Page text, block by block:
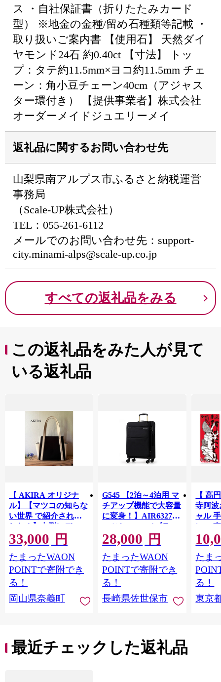
ス ・自社保証書（折りたたみカード
型） ※地金の金種/留め石種類等記載 ・
取り扱いご案内書 【使用石】 天然ダイ
ヤモンド24石 約0.40ct 【寸法】 トッ
プ：タテ約11.5mm×ヨコ約11.5mm チェ
ーン：角小豆チェーン40cm（アジャス
ター環付き） 【提供事業者】株式会社
オーダーメイドジュエリーメイ
返礼品に関するお問い合わせ先
山梨県南アルプス市ふるさと納税運営
事務局
（Scale-UP株式会社）
TEL：055-261-6112
メールでのお問い合わせ先：support-
city.minami-alps@scale-up.co.jp
すべての返礼品をみる
この返礼品をみた人が見て
いる返礼品
【 AKIRA オリジナ
ル】【マツコの知らな
い世界 で紹介されま
した！】中型レディス
トートバッグ ダブル
ポケット 黒帆布×ライ
トベージュ 多収納 6ポ
ケット 軽量 軽い 日本
製 キャンバス 通勤 通
学 大容量 上質 カジュ
アル オシャレ レディ
33,000 円
たまったWAON
POINTで寄附でき
る！
岡山県奈義町
G545 【2泊～4泊用 マ
チアップ機能で大容量
に変身！】AIR6327ス
ーツケースS（ブラッ
ク） TSAロックキャ
リーバッグ 超軽量 ソ
フトキャリーケース S
サイズ 小型 スーツケ
ース キャリーケース
おしゃれ ソフトスー
ツケース 機内持込可
28,000 円
たまったWAON
POINTで寄附でき
る！
長崎県佐世保市
【 高
寺阿波
ャル
）・
おど
ショッ
ット
き下ろ
限定
ワーク
ッズ
たま
る！
東京
最近チェックした返礼品